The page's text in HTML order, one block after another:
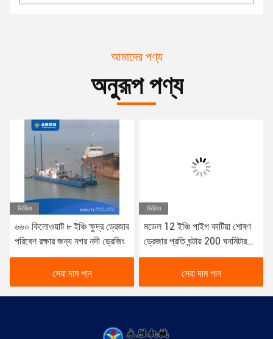
আমাদের পণ্য
অনুরূপ পণ্য
ভিডিও
৬৬০ কিলোওয়াট ৮ ইঞ্চি ক্ষুদ্র ড্রেজার
পরিবেশ রক্ষার জন্য নগর নদী ড্রেজিং
সেরা দাম পান
ভিডিও
মডেল 12 ইঞ্চি পাইপ কাটিয়া শোষণ
ড্রেজার প্রতি ঘন্টায় 200 ঘনমিটার
আউটপুট সঙ্গে
সেরা দাম পান